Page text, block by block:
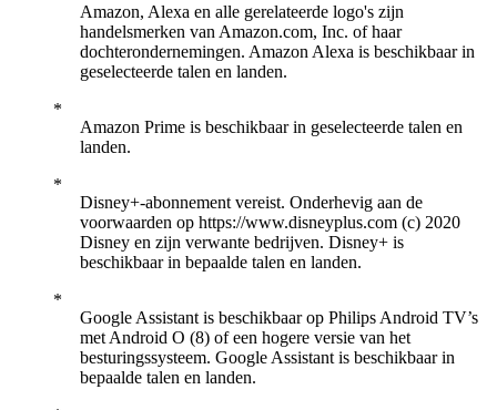
Amazon, Alexa en alle gerelateerde logo's zijn
handelsmerken van Amazon.com, Inc. of haar
dochterondernemingen. Amazon Alexa is beschikbaar in
geselecteerde talen en landen.
Amazon Prime is beschikbaar in geselecteerde talen en
landen.
Disney+-abonnement vereist. Onderhevig aan de
voorwaarden op https://www.disneyplus.com (c) 2020
Disney en zijn verwante bedrijven. Disney+ is
beschikbaar in bepaalde talen en landen.
Google Assistant is beschikbaar op Philips Android TV’s
met Android O (8) of een hogere versie van het
besturingssysteem. Google Assistant is beschikbaar in
bepaalde talen en landen.